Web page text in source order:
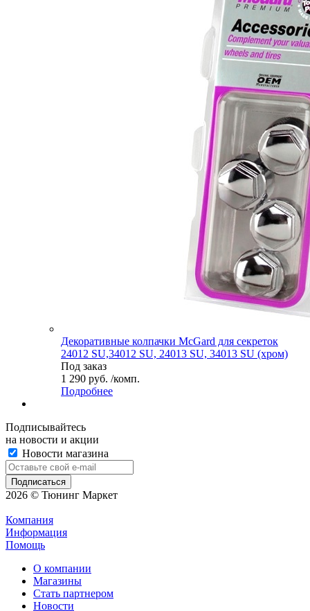
Декоративные колпачки McGard для секреток
24012 SU,34012 SU, 24013 SU, 34013 SU (хром)
Под заказ
1 290 руб. /комп.
Подробнее
Подписывайтесь
на новости и акции
Новости магазина
2026 © Тюнинг Маркет
Компания
Информация
Помощь
О компании
Магазины
Стать партнером
Новости